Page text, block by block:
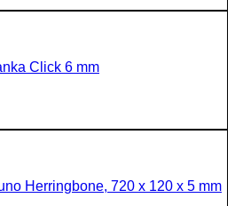
Click 6 mm
Herringbone, 720 x 120 x 5 mm